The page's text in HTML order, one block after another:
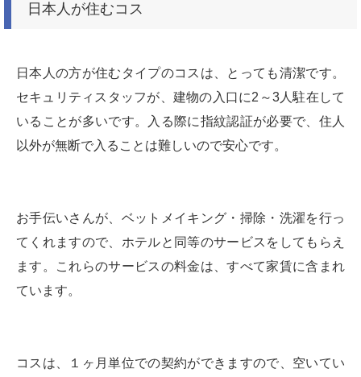
日本人が住むコス
日本人の方が住むタイプのコスは、とっても清潔です。
セキュリティスタッフが、建物の入口に2～3人駐在して
いることが多いです。入る際に指紋認証が必要で、住人
以外が無断で入ることは難しいので安心です。
お手伝いさんが、ベットメイキング・掃除・洗濯を行っ
てくれますので、ホテルと同等のサービスをしてもらえ
ます。これらのサービスの料金は、すべて家賃に含まれ
ています。
コスは、１ヶ月単位での契約ができますので、空いてい